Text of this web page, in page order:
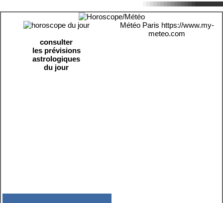
consulter
les prévisions
astrologiques
du jour
Météo Paris https://www.my-
meteo.com